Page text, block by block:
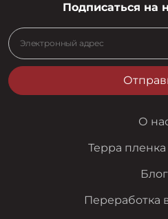
Подписаться на
О
Терра
Блог
Переработка